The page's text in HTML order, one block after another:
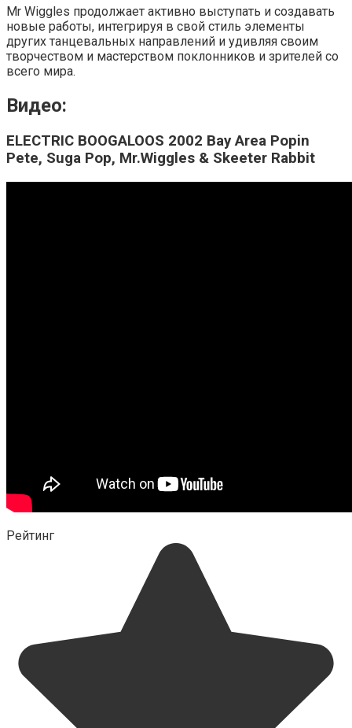
Mr Wiggles продолжает активно выступать и создавать
новые работы, интегрируя в свой стиль элементы
других танцевальных направлений и удивляя своим
творчеством и мастерством поклонников и зрителей со
всего мира.
Видео:
ELECTRIC BOOGALOOS 2002 Bay Area Popin
Pete, Suga Pop, Mr.Wiggles & Skeeter Rabbit
Рейтинг